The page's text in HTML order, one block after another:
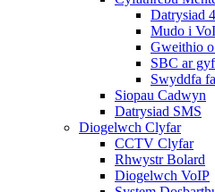
Datrysiad
Mudo i
Gweithio
SBC ar
Swyddfa
Siopau Cadwyn
Datrysiad SMS
Diogelwch Clyfar
CCTV Clyfar
Rhwystr Bolard
Diogelwch VoIP